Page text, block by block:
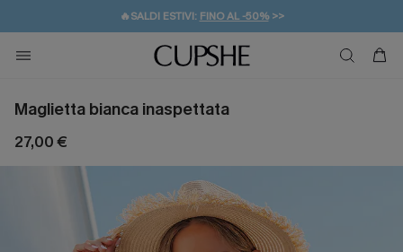
🔥SALDI ESTIVI: FINO AL -50%>>
🚚SPEDIZIONE GRATUITA DA 49€
💌REGALO PER I NUOVI: 20% DI SCONTO*
Maglietta bianca inaspettata
27,00 €